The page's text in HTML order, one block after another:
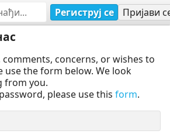
Региструј се Пријави
comments, concerns, or wishes to
use the form below. We look
from you.
please use this form.